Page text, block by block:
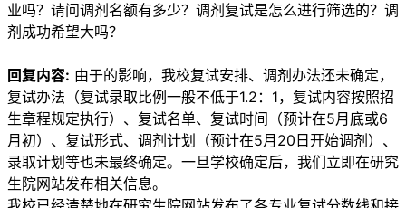
业吗？请问调剂名额有多少？调剂复试是怎么进行筛选的？调
剂成功希望大吗？
回复内容: 由于的影响，我校复试安排、调剂办法还未确定，
复试办法（复试录取比例一般不低于1.2：1，复试内容按照招
生章程规定执行）、复试名单、复试时间（预计在5月底或6
月初）、复试形式、调剂计划（预计在5月20日开始调剂）、
录取计划等也未最终确定。一旦学校确定后，我们立即在研究
生院网站发布相关信息。